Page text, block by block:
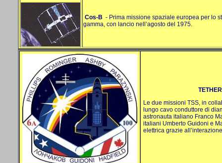
Cos-B - Prima missione spaziale europea per lo
gamma, con lancio nell’agosto del 1975.
Le due missioni TSS, in
lungo cavo conduttore di
astronauta italiano Franco
italiani Umberto Guidoni e
elettrica grazie